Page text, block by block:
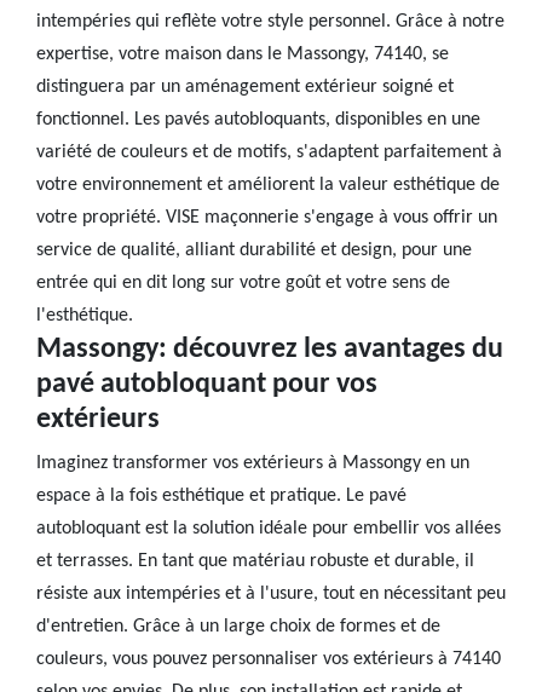
intempéries qui reflète votre style personnel. Grâce à notre
expertise, votre maison dans le Massongy, 74140, se
distinguera par un aménagement extérieur soigné et
fonctionnel. Les pavés autobloquants, disponibles en une
variété de couleurs et de motifs, s'adaptent parfaitement à
votre environnement et améliorent la valeur esthétique de
votre propriété. VISE maçonnerie s'engage à vous offrir un
service de qualité, alliant durabilité et design, pour une
entrée qui en dit long sur votre goût et votre sens de
l'esthétique.
Massongy: découvrez les avantages du
pavé autobloquant pour vos
extérieurs
Imaginez transformer vos extérieurs à Massongy en un
espace à la fois esthétique et pratique. Le pavé
autobloquant est la solution idéale pour embellir vos allées
et terrasses. En tant que matériau robuste et durable, il
résiste aux intempéries et à l'usure, tout en nécessitant peu
d'entretien. Grâce à un large choix de formes et de
couleurs, vous pouvez personnaliser vos extérieurs à 74140